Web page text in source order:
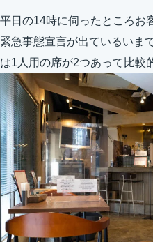
平日の14時に伺ったところお
緊急事態宣言が出ているいま
は1人用の席が2つあって比較